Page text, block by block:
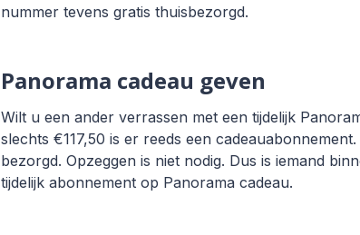
nummer tevens gratis thuisbezorgd.
Panorama cadeau geven
Wilt u een ander verrassen met een tijdelijk
slechts €117,50 is er reeds een
bezorgd. Opzeggen is niet nodig. Dus is iemand
tijdelijk abonnement op Panorama cadeau.